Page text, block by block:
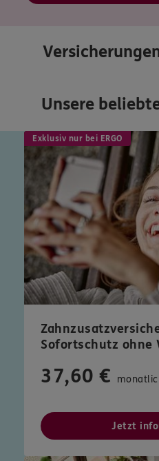
Unsere
Exklusiv nur bei ERGO
Sofortschutz ohne
37,60 €
Jetzt